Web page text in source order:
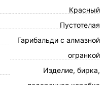
Красный
Пустотелая
Гарибальди с алмазной
огранкой
Изделие, бирка,